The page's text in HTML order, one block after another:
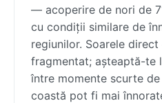
— acoperire de nori de
cu condiții similare de
regiunilor. Soarele
fragmentat; așteaptă-te
între momente scurte
coastă pot fi mai